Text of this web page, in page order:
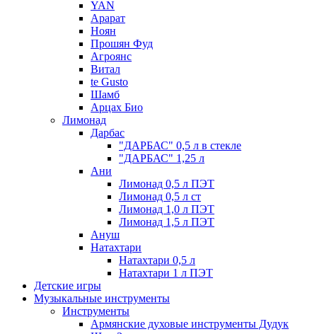
YAN
Арарат
Ноян
Прошян Фуд
Агроянс
Витал
te Gusto
Шамб
Арцах Био
Лимонад
Дарбас
"ДАРБАС" 0,5 л в стекле
"ДАРБАС" 1,25 л
Ани
Лимонад 0,5 л ПЭТ
Лимонад 0,5 л ст
Лимонад 1,0 л ПЭТ
Лимонад 1,5 л ПЭТ
Ануш
Натахтари
Натахтари 0,5 л
Натахтари 1 л ПЭТ
Детские игры
Музыкальные инструменты
Инструменты
Армянские духовые инструменты Дудук